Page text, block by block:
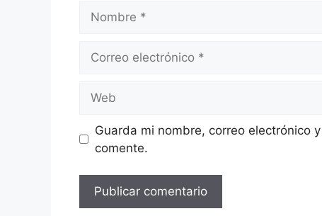
electrónico
Guarda mi nombre, correo electrónico
comente.